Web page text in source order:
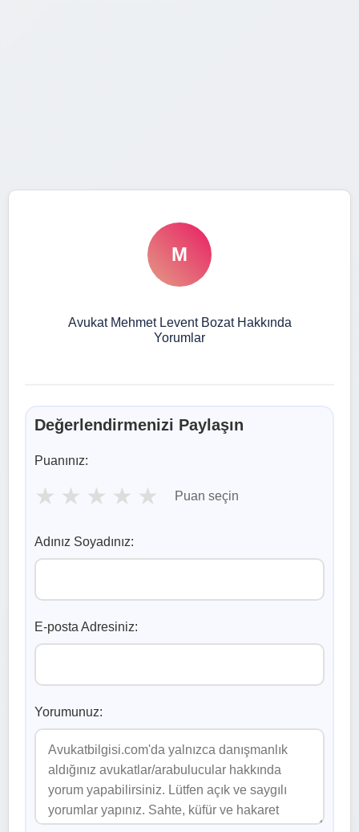
M
Avukat Mehmet Levent Bozat Hakkında
Yorumlar
Değerlendirmenizi Paylaşın
Puanınız:
★ ★ ★ ★ ★ Puan seçin
Adınız Soyadınız:
E-posta Adresiniz:
Yorumunuz: